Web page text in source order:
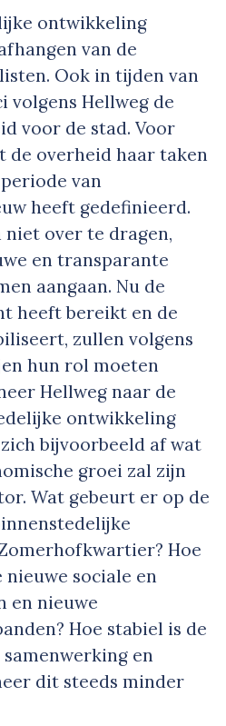
ontwikkeling
van de
Ook in tijden van
volgens Hellweg de
voor de stad. Voor
de overheid haar taken
van
heeft gedefinieerd.
over te dragen,
en transparante
aangaan. Nu de
heeft bereikt en de
zullen volgens
hun rol moeten
Hellweg naar de
ontwikkeling
bijvoorbeeld af wat
groei zal zijn
Wat gebeurt er op de
Hoe
sociale en
en nieuwe
Hoe stabiel is de
en
dit steeds minder